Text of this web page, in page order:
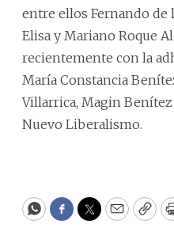
entre ellos Fernando de
Elisa y Mariano Roque
recientemente con la
María Constancia
Villarrica, Magin
Nuevo Liberalismo.
WhatsApp
Facebook
Twitter
Email